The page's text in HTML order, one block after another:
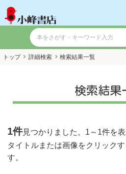
トップ 詳細検索 検索結果一覧
検索結果
1件見つかりました。 1～1件を
タイトルまたは画像をクリック
す。